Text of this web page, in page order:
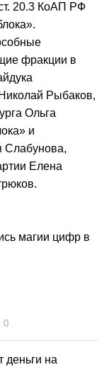
20.3 КоАП РФ
фракции в
Рыбаков,
Ольга
и
Слабунова,
Елена
магии цифр в
0
деньги на